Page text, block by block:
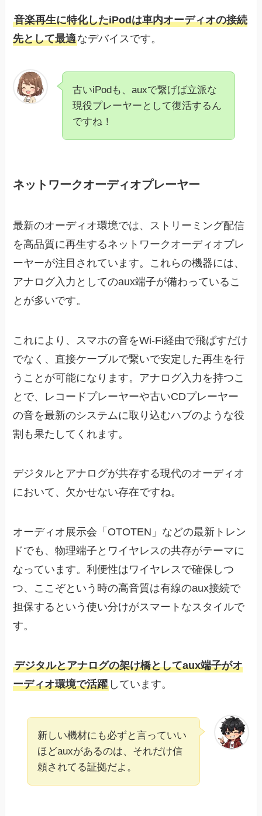
音楽再生に特化したiPodは車内オーディオの接続
先として最適なデバイスです。
古いiPodも、auxで繋げば立派な
現役プレーヤーとして復活するん
ですね！
ネットワークオーディオプレーヤー
最新のオーディオ環境では、ストリーミング配信
を高品質に再生するネットワークオーディオプレ
ーヤーが注目されています。これらの機器には、
アナログ入力としてのaux端子が備わっているこ
とが多いです。
これにより、スマホの音をWi-Fi経由で飛ばすだけ
でなく、直接ケーブルで繋いで安定した再生を行
うことが可能になります。アナログ入力を持つこ
とで、レコードプレーヤーや古いCDプレーヤー
の音を最新のシステムに取り込むハブのような役
割も果たしてくれます。
デジタルとアナログが共存する現代のオーディオ
において、欠かせない存在ですね。
オーディオ展示会「OTOTEN」などの最新トレン
ドでも、物理端子とワイヤレスの共存がテーマに
なっています。利便性はワイヤレスで確保しつ
つ、ここぞという時の高音質は有線のaux接続で
担保するという使い分けがスマートなスタイルで
す。
デジタルとアナログの架け橋としてaux端子がオ
ーディオ環境で活躍 しています。
新しい機材にも必ずと言っていい
ほどauxがあるのは、それだけ信
頼されてる証拠だよ。